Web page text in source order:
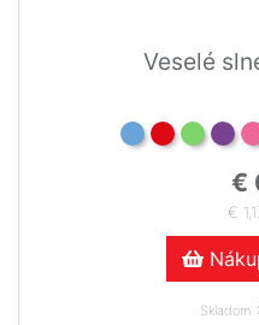
Veselé
€
€
Skladom